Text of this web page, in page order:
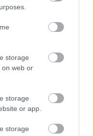
storage
on web or
storage
or app.
storage
a Ferrarinak
előtt óvatosan
értékelte ki. A